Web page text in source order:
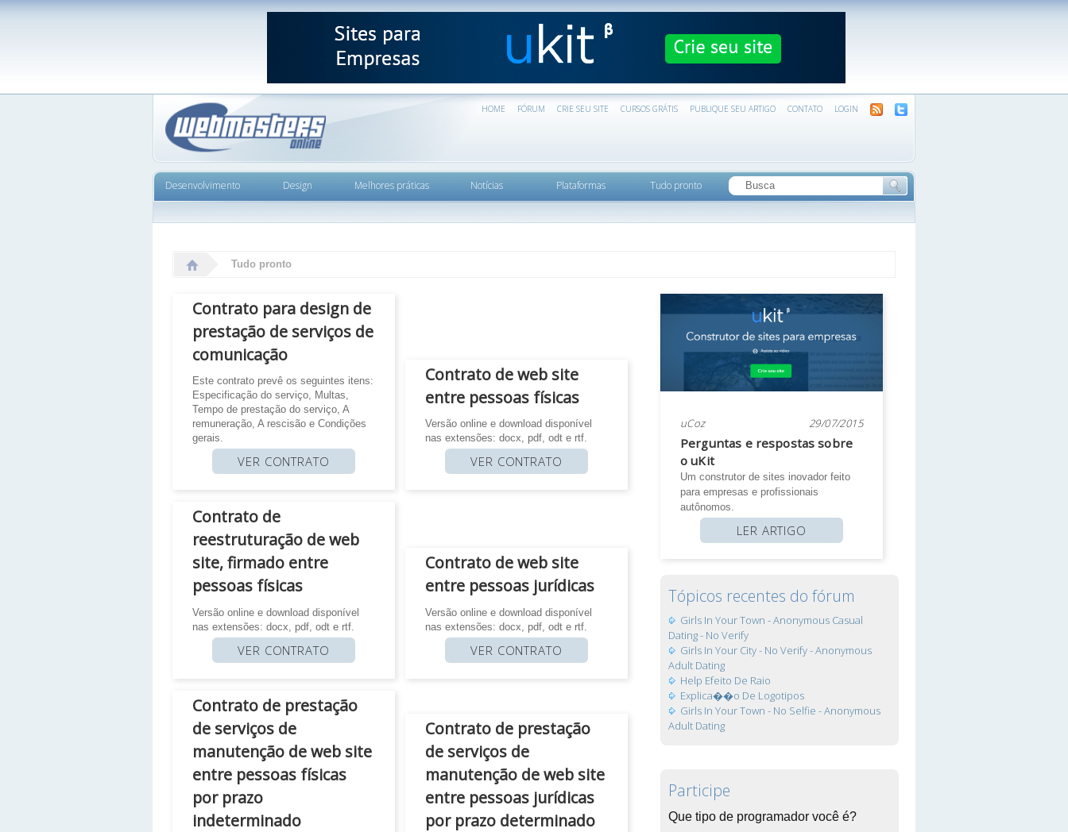
HOME FÓRUM CRIE SEU SITE CURSOS GRÁTIS PUBLIQUE SEU ARTIGO CONTATO LOGIN
Desenvolvimento Design Melhores práticas Notícias Plataformas Tudo pronto
Tudo pronto
Contrato para design de
prestação de serviços de
comunicação
Este contrato prevê os seguintes itens:
Especificação do serviço, Multas,
Tempo de prestação do serviço, A
remuneração, A rescisão e Condições
gerais.
VER CONTRATO
Contrato de web site
entre pessoas físicas
Versão online e download disponível
nas extensões: docx, pdf, odt e rtf.
VER CONTRATO
Contrato de
reestruturação de web
site, firmado entre
pessoas físicas
Versão online e download disponível
nas extensões: docx, pdf, odt e rtf.
VER CONTRATO
Contrato de web site
entre pessoas jurídicas
Versão online e download disponível
nas extensões: docx, pdf, odt e rtf.
VER CONTRATO
Contrato de prestação
de serviços de
manutenção de web site
entre pessoas físicas
por prazo
indeterminado
Contrato de prestação
de serviços de
manutenção de web site
entre pessoas jurídicas
por prazo determinado
uCoz 29/07/2015
Perguntas e respostas sobre
o uKit
Um construtor de sites inovador feito
para empresas e profissionais
autônomos.
LER ARTIGO
Tópicos recentes do fórum
Girls In Your Town - Anonymous Casual
Dating - No Verify
Girls In Your City - No Verify - Anonymous
Adult Dating
Help Efeito De Raio
Explica��o De Logotipos
Girls In Your Town - No Selfie - Anonymous
Adult Dating
Participe
Que tipo de programador você é?